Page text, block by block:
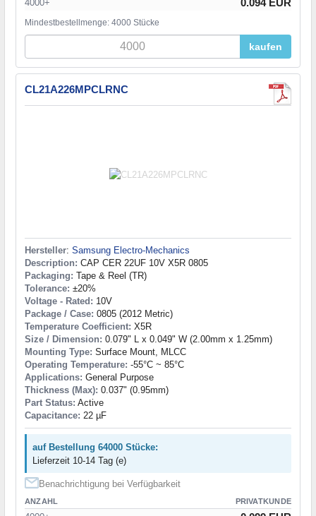
4000+
Mindestbestellmenge: 4000 Stücke
kaufen
CL21A226MPCLRNC
Hersteller: Samsung Electro-Mechanics
Description: CAP CER 22UF 10V X5R 0805
Packaging: Tape & Reel (TR)
Tolerance: ±20%
Voltage - Rated: 10V
Package / Case: 0805 (2012 Metric)
Temperature Coefficient: X5R
Size / Dimension: 0.079" L x 0.049" W (2.00mm x 1.25mm)
Mounting Type: Surface Mount, MLCC
Operating Temperature: -55°C ~ 85°C
Applications: General Purpose
Thickness (Max): 0.037" (0.95mm)
Part Status: Active
Capacitance: 22 µF
auf Bestellung 64000 Stücke:
Lieferzeit 10-14 Tag (e)
Benachrichtigung bei Verfügbarkeit
ANZAHL PRIVATKUNDE